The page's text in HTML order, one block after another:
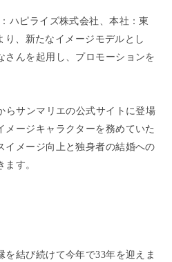
ハピライズ株式会社、本社：東
り、新たなイメージモデルとし
さんを起用し、プロモーションを
らサンマリエの公式サイトに登場
メージキャラクターを務めていた
イメージ向上と独身者の結婚への
す。
結び続けて今年で33年を迎えま